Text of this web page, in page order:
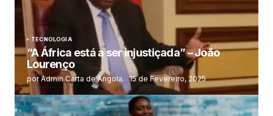
TECNOLOGIA
“A África está a ser injustiçada” – João
Lourenço
por Admin Carta de Angola. 15 de Fevereiro, 2025